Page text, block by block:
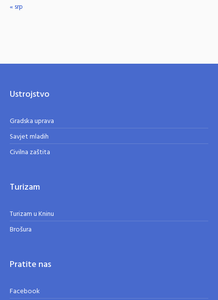
« srp
Ustrojstvo
Gradska uprava
Savjet mladih
Civilna zaštita
Turizam
Turizam u Kninu
Brošura
Pratite nas
Facebook